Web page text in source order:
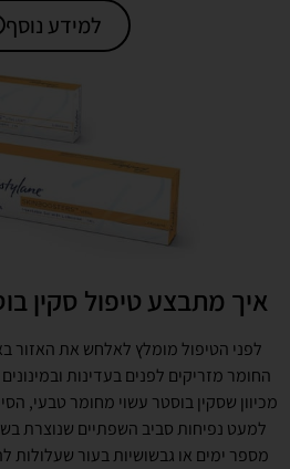
למידע נוסף
איך מתבצע טיפול סקין
לפני הטיפול מומלץ לאלחש את האזור
החומר מזריקים לפנים בעדינות
מכיוון שסקין בוסטר עשוי מחומר טבעי,
למעט נפיחות סביב השפתיים שנוצרת
מספר ימים או גבשושיות בעור שעלולות